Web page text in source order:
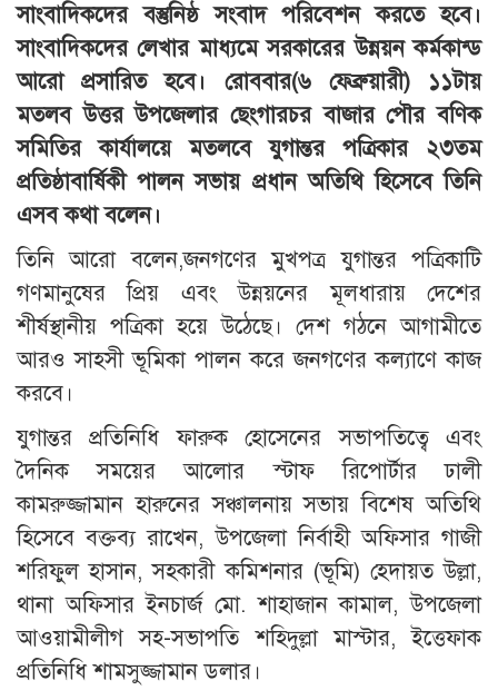
সাংবাদিকদের বস্তুনিষ্ঠ সংবাদ পরিবেশন করতে হবে।
সাংবাদিকদের লেখার মাধ্যমে সরকারের উন্নয়ন কর্মকান্ড
আরো প্রসারিত হবে। রোববার(৬ ফেব্রুয়ারী) ১১টায়
মতলব উত্তর উপজেলার ছেংগারচর বাজার পৌর বণিক
সমিতির কার্যালয়ে মতলবে যুগান্তর পত্রিকার ২৩তম
প্রতিষ্ঠাবার্ষিকী পালন সভায় প্রধান অতিথি হিসেবে তিনি
এসব কথা বলেন।
তিনি আরো বলেন,জনগণের মুখপত্র যুগান্তর পত্রিকাটি
গণমানুষের প্রিয় এবং উন্নয়নের মূলধারায় দেশের
শীর্ষস্থানীয় পত্রিকা হয়ে উঠেছে। দেশ গঠনে আগামীতে
আরও সাহসী ভূমিকা পালন করে জনগণের কল্যাণে কাজ
করবে।
যুগান্তর প্রতিনিধি ফারুক হোসেনের সভাপতিত্বে এবং
দৈনিক সময়ের আলোর স্টাফ রিপোর্টার ঢালী
কামরুজ্জামান হারুনের সঞ্চালনায় সভায় বিশেষ অতিথি
হিসেবে বক্তব্য রাখেন, উপজেলা নির্বাহী অফিসার গাজী
শরিফুল হাসান, সহকারী কমিশনার (ভূমি) হেদায়ত উল্লা,
থানা অফিসার ইনচার্জ মো. শাহাজান কামাল, উপজেলা
আওয়ামীলীগ সহ-সভাপতি শহিদুল্লা মাস্টার, ইত্তেফাক
প্রতিনিধি শামসুজ্জামান ডলার।